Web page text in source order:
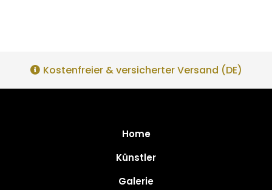
Kostenfreier & versicherter Versand (DE)
Home
Künstler
Galerie